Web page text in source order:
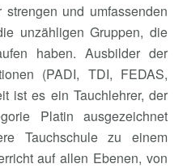
und umfassenden
unzähligen Gruppen, die
haben. Ausbilder der
(PADI, TDI, FEDAS,
ist es ein Tauchlehrer, der
Platin ausgezeichnet
Tauchschule zu einem
auf allen Ebenen, von